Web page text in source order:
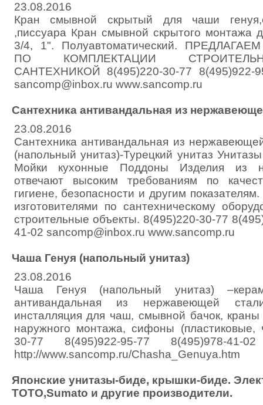
23.08.2016
Кран смывной скрытый для чаши
,писсуара Кран смывной скрытого монтажа
3/4, 1". Полуавтоматический.
ПО КОМПЛЕКТАЦИИ
САНТЕХНИКОЙ 8(495)220-30-77 8(495)922-
sancomp@inbox.ru www.sancomp.ru
Сантехника антивандальная из
23.08.2016
Сантехника антивандальная из
(напольный унитаз)-Турецкий унитаз
Мойки кухонные Поддоны Изделия из
отвечают высоким требованиям по
гигиене, безопасности и другим
изготовителями по сантехническому
строительные объекты. 8(495)220-30-77
41-02 sancomp@inbox.ru www.sancomp.ru
Чаша Генуя (напольный унитаз)
23.08.2016
Чаша Генуя (напольный унитаз)
антивандальная из нержавеющей
инсталляция для чаш, смывной бачок,
наружного монтажа, сифоны (пластиковые,
30-77 8(495)922-95-77 8(495)978-41-02
http://www.sancomp.ru/Chasha_Genuya.htm
Японские унитазы-биде, крышки-биде.
ТОТО,Sumato и другие производители.